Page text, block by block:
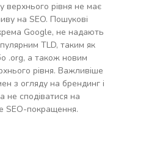
верхнього рівня не має
на SEO. Пошукові
Google, не надають
TLD, таким як
.org, а також новим
рівня. Важливіше
з огляду на брендинг і
а не сподіватися на
SEO-покращення.